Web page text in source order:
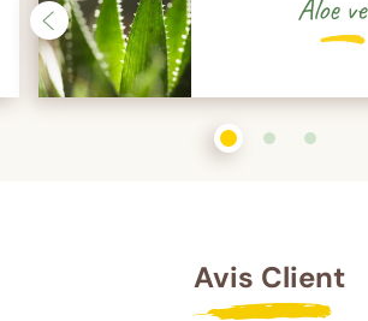
Aloe
1
sur 3 2sur 3 3sur 3
Avis Client